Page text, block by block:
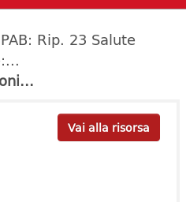
PAB: Rip. 23 Salute
Vai alla risorsa